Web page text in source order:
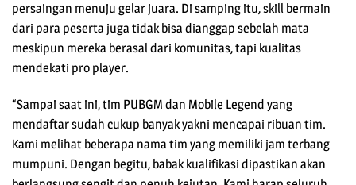
persaingan menuju gelar juara. Di samping itu, skill bermain
dari para peserta juga tidak bisa dianggap sebelah mata
meskipun mereka berasal dari komunitas, tapi kualitas
mendekati pro player.
“Sampai saat ini, tim PUBGM dan Mobile Legend yang
mendaftar sudah cukup banyak yakni mencapai ribuan tim.
Kami melihat beberapa nama tim yang memiliki jam terbang
mumpuni. Dengan begitu, babak kualifikasi dipastikan akan